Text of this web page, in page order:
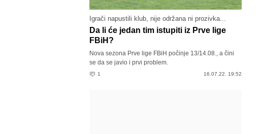
Igrači napustili klub, nije održana ni prozivka...
Da li će jedan tim istupiti iz Prve lige
FBiH?
Nova sezona Prve lige FBiH počinje 13/14.08., a čini
se da se javio i prvi problem.
1 16.07.22. 19:52